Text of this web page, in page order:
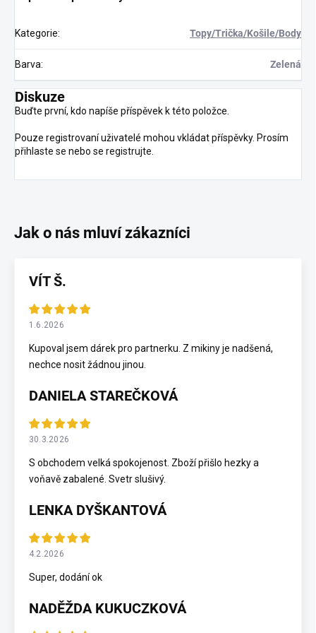
Kategorie: Topy/Trička/Košile/Body
Barva: Zelená
Diskuze
Buďte první, kdo napíše příspěvek k této položce.
Pouze registrovaní uživatelé mohou vkládat příspěvky. Prosím
přihlaste se nebo se registrujte.
VÍT Š.
1.6.2026
Kupoval jsem dárek pro partnerku. Z mikiny je nadšená,
nechce nosit žádnou jinou.
DANIELA STAREČKOVÁ
30.3.2026
S obchodem velká spokojenost. Zboží přišlo hezky a
voňavě zabalené. Svetr slušivý.
LENKA DYŠKANTOVÁ
4.2.2026
Super, dodání ok
NADĚŽDA KUKUCZKOVÁ